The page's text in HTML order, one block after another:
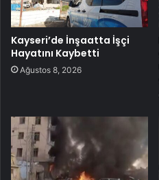
Kayseri’de İnşaatta İşçi
Hayatını Kaybetti
Ağustos 8, 2026